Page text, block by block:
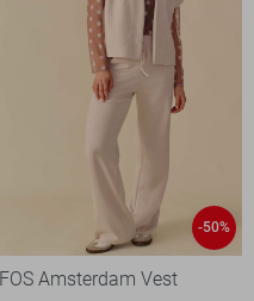
-50%
FOS Amsterdam Vest